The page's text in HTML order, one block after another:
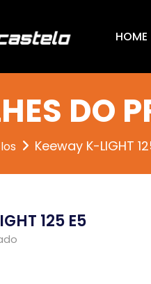
HOME
DO
Keeway K-LIGHT
125 E5